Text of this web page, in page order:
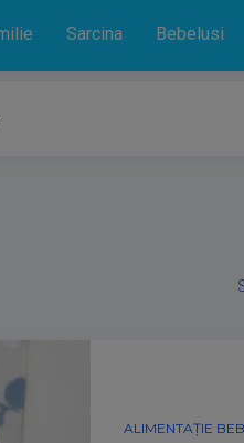
Sarcina Bebelusi
ALIMENTAȚIE